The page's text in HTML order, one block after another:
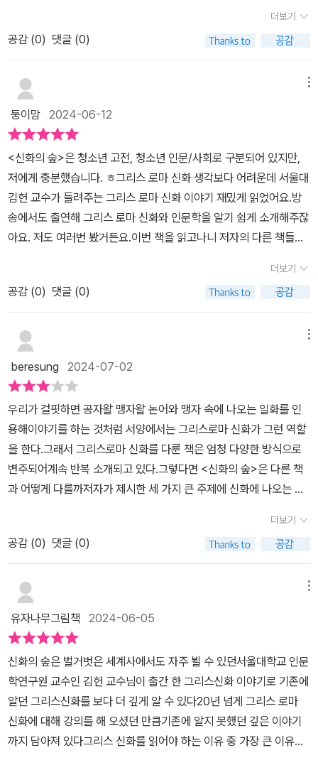
전하고 건강한 사랑의 결실을 보며긍정적인 사랑의 메시지를 전하게
된다.더 알아보기로 집 앞에 자주가는 스타벅스의 브랜드 로고와 브
게 된 고전이야기.그리스로마신화가 단순히 재밌는 신화이야기로만
그치지 않고,지금 현재를 살아가는 우리들에게 나와 타인에 관계를현
명하게 하는 법을 알려주고,청소년시기로 넘어가는 아이들에게 부모
로서 해 주고 싶은메시지가 가득 담겨 있어 추천한다.💜포레스트북
스에서 제공받아 솔직하게 작성하였습니다#북스타그램 #책스타그
램 #신간소개 #신간추천책 #철학의숲 #고전의숲 #청소년필독서 #
그리스로마신화 #그리스로마신화이야기 #서평 #책추천 #서울대교
수추천 #책육아 #책육아맘 #맘스타그램 #초등맘 #중등맘 #책과함
수 있어 신선했다. 무엇보다 그리스 로마 신화는 그 계보가 엄청나서
그것만 파고들어도 흥미롭고 많은 시간이 필요하다. 이 책은 그리스
로마 신화를 스토리텔링으로 재미있게 들려주는 도서인데 내용을 토
대로 한 삽화는 아이들에게 볼거리도 함께 제공한다. 나도 초등시절
많고 많은 내용 중 일부만으로 엮은 책이었지만 내가 처음 만난 그리
스 로마 신화이기에 여전히 그 내용들은 기억에 남아 있다. 그래서 그
기억을 토대로 계속 새로운 그리스 로마 신화를 쌓아가고 있다. 유한
한 인간에 비하면 신은 무한한 존재인데 인간처럼 사랑뿐만 아니라
시기와 질투가 난무하는 신들을 그리스 로마 신화에서 만난다. 신이
라면 무결할 것이라는 기대가 산산이 부서지기도 하는데 저자는 인간
세상 모습이 그대로 그리스 로마 신화 속 신들의 모습임을 말해준다.
다양한 신들의 이야기를 통해 얻을 수 있는 교훈적인 면도 함께 친절
히 설명해 주어 더 의미 있는 책 읽기의 기회도 제공하는 도서이다. 그
이다'라는 말이 갖는 의미를 저자는 '신화는 우리가 삶에서 바라는 것,
두려워하는 것, 좋아하는 것, 싫어하는 것들을 상징적 이미지, 즉 신들
이나 신적인 존재들로 그려내어 이야기하는 것'이라고 설명한다. 나
는 한동안 그리스 로마 신화가 지닌 가치에 대해 접근할 능력이 없었
는데 이제서야 조금씩 그 가치를 느끼고 있는 중이다. 수많은 책 속에
서 만날 수 있는 그리스 로마 속 신들의 이야기가 증명하듯 무조건 읽
어야 할 책 중 하나가 바로 그리스 로마 신화이다. 그 첫 책으로 이 도
서를 추천한다. 강추!
더보기
공감 (0) 댓글 (0)
둥이맘 2024-06-12
<신화의 숲>은 청소년 고전, 청소년 인문/사회로 구분되어 있지만,
저에게 충분했습니다. ㅎ그리스 로마 신화 생각보다 어려운데 서울대
김헌 교수가 들려주는 그리스 로마 신화 이야기 재밌게 읽었어요.방
송에서도 출연해 그리스 로마 신화와 인문학을 알기 쉽게 소개해주잖
아요. 저도 여러번 봤거든요.이번 책을 읽고나니 저자의 다른 책들도
아주 기본적인 것부터 짚어주네요.신화는 인간의 본성, 인간의 욕망
을 보여주는 것이고, 신화 속 여러 신들의 모습과 이야기를 통해 우리
는 인간을 더 잘 이애할 수 있는 길을 찾을 수 있을 겁니다.신화는 우
리가 삶에서 바라는 것, 두려워하는 것, 좋아하는 것, 싫어하는 것들을
상징적 이미지, 즉 신들이나 신적인 존재들로 그려내어 이야기하는
것입니다. 그것은 그대로 우리의 모습을 비추어주지요.<신화의 숲>
에서 만나는 수많은 인물들이 바로 나, 독자들이래요. 이래서 더 읽어
지고 싶어요!!!​​3가지 주제로 이루어져 있네요. 사랑 이야기, 신의 저주
그리고 재앙, 용감한 자들 모든 이야기가 재밌어요.모든 이야기에서
현대를 살아가는 나, 우리들의 모습이 많이 보여요.300페이지 넘지
만 그림도 살짝 있구요. 글자 크기도 청소년 읽기 편하게 살짝 커요.제
가 재밌다고 읽고 있으니 저희 딸아이도 관심을 가지네요.제가 그때
샘물이 된 요정 아레투사 이야기 읽고 있어서 막 이야기를 해줬거든
요.아레투사 샘물 이야기에서 '너 T야?!' 나오더라구요.그래서 세상을
질 수 있다고 결론을 내렸네요. ㅎ​페르세포네를 납치한 하데스 이야
기에서도 마찬가지거든요.지구가 자전하고 태양의 둘레를 공전하면
서 계절이 생기는거지만, 먼 옛날 그리스 로마인들에게는 이런 신화
적 설명이 있었어요. 정말 재밌는 상상력이지 않나요? ​​그리고 이렇게
그리스 로마 신화를 읽으면서 꼭 기억하게끔 하네요. ㅎ​'미녀와 야수',
'로미오와 줄리엣' 모르는 사람 없지 않나요?에로스와 프쉬케의 사랑
과 이별, 그리고 퓌라무스와 티스베의 이루지 못한 사랑 이번에 알게
되었는데 잊지 못할꺼 같아요. 수많은 브랜드의 로고 그리고 그리스
더보기
공감 (0) 댓글 (0)
beresung 2024-07-02
우리가 걸핏하면 공자왈 맹자왈 논어와 맹자 속에 나오는 일화를 인
용해이야기를 하는 것처럼 서양에서는 그리스로마 신화가 그런 역할
을 한다.그래서 그리스로마 신화를 다룬 책은 엄청 다양한 방식으로
변주되어계속 반복 소개되고 있다.그렇다면 <신화의 숲>은 다른 책
과 어떻게 다를까저자가 제시한 세 가지 큰 주제에 신화에 나오는 이
지의 이야기를 꺼내어사랑, 저주 그리고 재앙, 스스로 길을 개척하는
용감한 사람이라는 각각의 장에 배치했다.이런 이야기가 있다고 서술
한 다음이야기에서 생각해볼 수 있는 지은이 의견을 남기는 형태를
취하고 있다.건조하게 이야기만 읊는 것이 아니라저자의 주관을 얹어
이 넘도록 그리스로마 신화 강의를 이어오고 있다는 김헌씨는 아동출
판에서 신화적인 초강력 베스트셀러 지위를 점유하고 있는<그리스로
마 신화 만화책>의 감수자이기도 하다.
더보기
공감 (0) 댓글 (0)
유자나무그림책 2024-06-05
신화의 숲은 벌거벗은 세계사에서도 자주 뵐 수 있던서울대학교 인문
학연구원 교수인 김헌 교수님이 출간 한 그리스신화 이야기로 기존에
알던 그리스신화를 보다 더 깊게 알 수 있다20년 넘게 그리스 로마
신화에 대해 강의를 해 오셨던 만큼기존에 알지 못했던 깊은 이야기
까지 담아져 있다그리스 신화를 읽어야 하는 이유 중 가장 큰 이유는